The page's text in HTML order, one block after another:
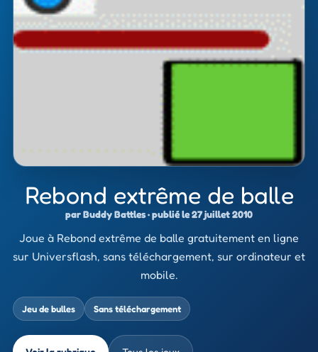
Rebond extrême de balle
par Buddy Battles · publié le 27 juillet 2010
Joue à Rebond extrême de balle gratuitement en ligne
sur Universflash, sans téléchargement, sur ordinateur et
mobile.
Jeu de bulles Sans téléchargement